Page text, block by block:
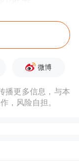
效率。
的“阵痛”之
风险，为改
方政府债
报的无效投
期政策，运
微博
播更多信息，与本
，风险自担。